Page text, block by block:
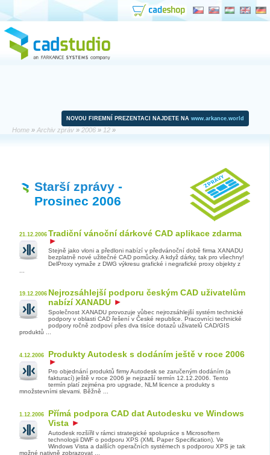
NOVOU FIREMNÍ PREZENTACI NAJDETE NA www.arkance.world
Home » Archiv zpráv » 2006 » 12 »
Starší zprávy -
Prosinec 2006
21.12.2006 Tradiční vánoční dárkové CAD aplikace zdarma
Stejně jako vloni a předloni nabízí v předvánoční době firma XANADU
bezplatně nové užitečné CAD pomůcky. A když dárky, tak pro všechny!
DelProxy vymaže z DWG výkresu grafické i negrafické proxy objekty z
19.12.2006 Nejrozsáhlejší podporu českým CAD uživatelům
nabízí XANADU
Společnost XANADU provozuje vůbec nejrozsáhlejší systém technické
podpory v oblasti CAD řešení v České republice. Pracovníci technické
podpory ročně zodpoví přes dva tisíce dotazů uživatelů CAD/GIS
produktů ...
4.12.2006 Produkty Autodesk s dodáním ještě v roce 2006
Pro objednání produktů firmy Autodesk se zaručeným dodáním (a
fakturací) ještě v roce 2006 je nejzazší termín 12.12.2006. Tento
termín platí zejména pro upgrade, NLM licence a produkty s
množstevními slevami. Běžně ...
1.12.2006
Přímá podpora CAD dat Autodesku ve Windows
Vista
Autodesk rozšířil v rámci strategické spolupráce s Microsoftem
technologii DWF o podporu XPS (XML Paper Specification). Ve
Windows Vista a dalších operačních systémech s podporou XPS je tak
možné nativně zobrazovat ...